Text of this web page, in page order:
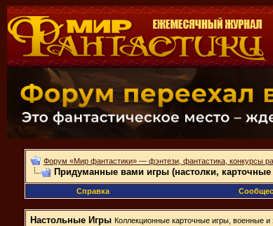
Форум «Мир фантастики» — фэнтези, фантастика, конкурсы
Придуманные вами игры (настолки, карточные
Справка
Настольные Игры Коллекционные карточные игры, военные и